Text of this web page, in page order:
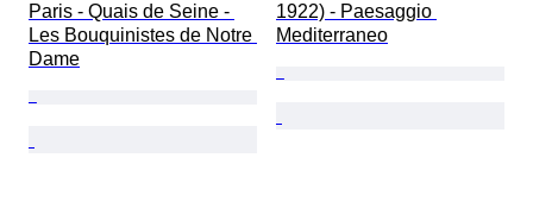
Paris - Quais de Seine -
Les Bouquinistes de Notre
Dame
1922) - Paesaggio
Mediterraneo